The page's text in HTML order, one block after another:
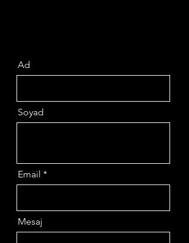
Ad
Soyad
Email
Mesaj